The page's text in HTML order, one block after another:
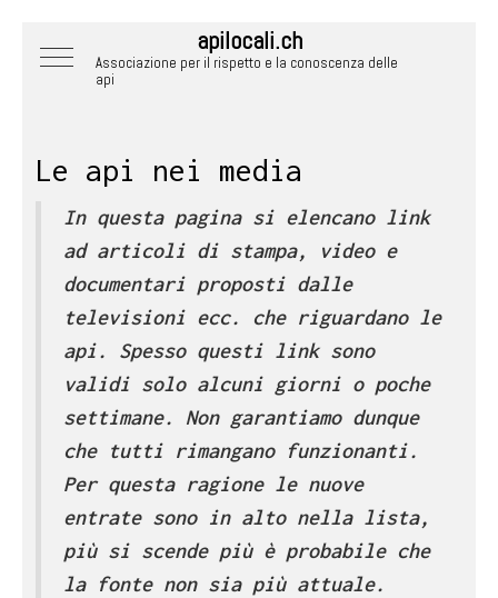
Mobile Menu Toggleapilocali.ch
Associazione per il rispetto e la conoscenza delle
api
Le api nei media
In questa pagina si elencano link
ad articoli di stampa, video e
documentari proposti dalle
televisioni ecc. che riguardano le
api. Spesso questi link sono
validi solo alcuni giorni o poche
settimane. Non garantiamo dunque
che tutti rimangano funzionanti.
Per questa ragione le nuove
entrate sono in alto nella lista,
più si scende più è probabile che
la fonte non sia più attuale.